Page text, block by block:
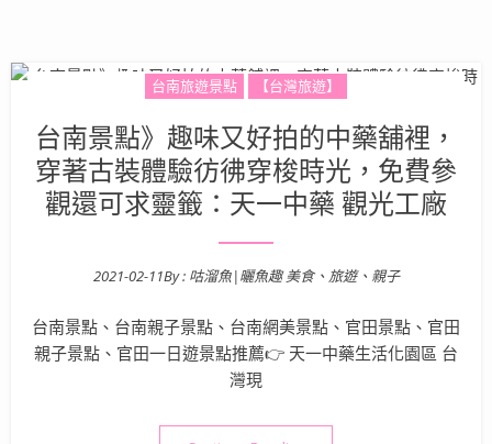
台南旅遊景點 【台灣旅遊】
台南景點》趣味又好拍的中藥舖裡，
穿著古裝體驗彷彿穿梭時光，免費參
觀還可求靈籤：天一中藥 觀光工廠
Posted on
2021-02-11By : 咕溜魚|曬魚趣 美食、旅遊、親子
台南景點、台南親子景點、台南網美景點、官田景點、官田
親子景點、官田一日遊景點推薦👉 天一中藥生活化園區 台
灣現